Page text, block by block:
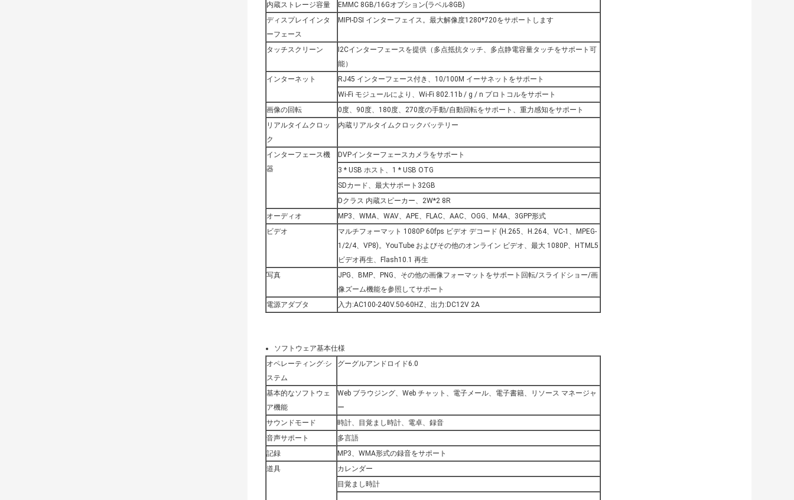
内蔵ストレージ容量
EMMC 8GB/16Gオプション(ラベル8GB)
ディスプレイインタ
ーフェース
MIPI-DSI インターフェイス。最大解像度1280*720をサポートします
タッチスクリーン
I2Cインターフェースを提供（多点抵抗タッチ、多点静電容量タッチをサポート可
能）
インターネット
RJ45 インターフェース付き、10/100M イーサネットをサポート
Wi-Fi モジュールにより、Wi-Fi 802.11b / g / n プロトコルをサポート
画像の回転
0度、90度、180度、270度の手動/自動回転をサポート、重力感知をサポート
リアルタイムクロッ
ク
内蔵リアルタイムクロックバッテリー
インターフェース機
器
DVPインターフェースカメラをサポート
3 * USB ホスト、1 * USB OTG
SDカード、最大サポート32GB
Dクラス 内蔵スピーカー、2W*2 8R
オーディオ
MP3、WMA、WAV、APE、FLAC、AAC、OGG、M4A、3GPP形式
ビデオ
マルチフォーマット 1080P 60fps ビデオ デコード (H.265、H.264、VC-1、MPEG-
1/2/4、VP8)。YouTube およびその他のオンライン ビデオ、最大 1080P、HTML5
ビデオ再生、Flash10.1 再生
写真
JPG、BMP、PNG、その他の画像フォーマットをサポート回転/スライドショー/画
像ズーム機能を参照してサポート
電源アダプタ
入力:AC100-240V.50-60HZ、出力:DC12V 2A
ソフトウェア基本仕様
オペレーティング·シ
ステム
グーグルアンドロイド6.0
基本的なソフトウェ
ア機能
Web ブラウジング、Web チャット、電子メール、電子書籍、リソース マネージャ
ー
サウンドモード
時計、目覚まし時計、電卓、録音
音声サポート
多言語
記録
MP3、WMA形式の録音をサポート
道具
カレンダー
目覚まし時計